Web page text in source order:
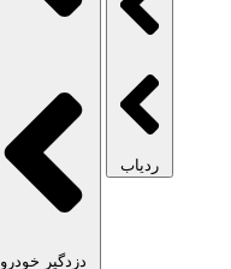
ردیاب
دزدگیر خودرو